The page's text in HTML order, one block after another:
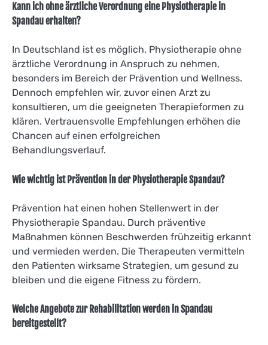
Kann ich ohne ärztliche Verordnung eine Physiotherapie in
Spandau erhalten?
In Deutschland ist es möglich, Physiotherapie ohne
ärztliche Verordnung in Anspruch zu nehmen,
besonders im Bereich der Prävention und Wellness.
Dennoch empfehlen wir, zuvor einen Arzt zu
konsultieren, um die geeigneten Therapieformen zu
klären. Vertrauensvolle Empfehlungen erhöhen die
Chancen auf einen erfolgreichen
Behandlungsverlauf.
Wie wichtig ist Prävention in der Physiotherapie Spandau?
Prävention hat einen hohen Stellenwert in der
Physiotherapie Spandau. Durch präventive
Maßnahmen können Beschwerden frühzeitig erkannt
und vermieden werden. Die Therapeuten vermitteln
den Patienten wirksame Strategien, um gesund zu
bleiben und die eigene Fitness zu fördern.
Welche Angebote zur Rehabilitation werden in Spandau
bereitgestellt?